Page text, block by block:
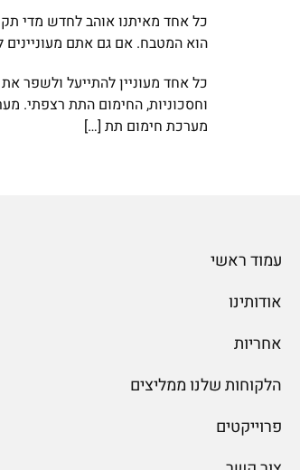
כל אחד מאיתנו אוהב לחדש מדי
הוא המטבח. אם גם אתם
כל אחד מעוניין להתייעל ולשפר
וחסכוניות, החימום התת רצפתי.
מערכת חימום תת […]
עמוד ראשי
אודותינו
אחריות
הלקוחות שלנו ממליצים
פרוייקטים